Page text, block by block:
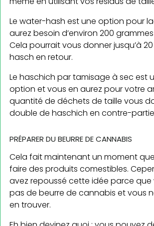
Le water-hash est une option pour
aurez besoin d’environ 200
Cela pourrait vous donner jusqu’à
hasch en retour.
Le haschich par tamisage à sec est
option et vous en aurez pour votre
quantité de déchets de taille vous
double de haschich en contre-
PRÉPARER DU BEURRE DE CANNABIS
Cela fait maintenant un moment
faire des produits comestibles.
avez repoussé cette idée parce que
pas de beurre de cannabis et vous
en trouver.